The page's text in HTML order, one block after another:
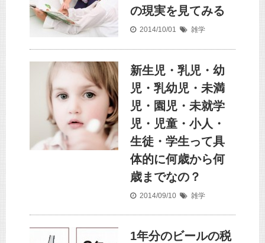
の現実を見てみる
2014/10/01 雑学
新生児・乳児・幼
児・乳幼児・未満
児・園児・未就学
児・児童・小人・
生徒・学生って具
体的に何歳から何
歳までなの？
2014/09/10 雑学
1年分のビールの税